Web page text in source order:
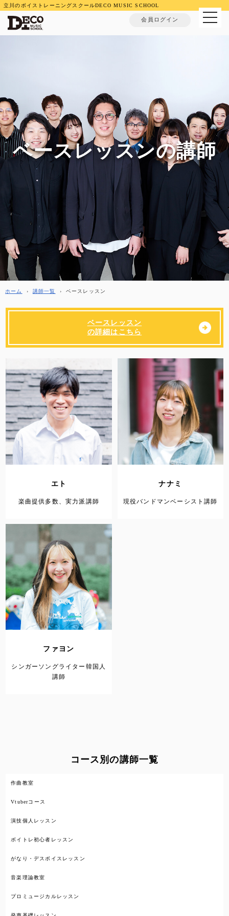
立川のボイストレーニングスクールDECO MUSIC SCHOOL
会員ログイン
MENU
ベースレッスンの講師
ホーム › 講師一覧 › ベースレッスン
ベースレッスン
の詳細はこちら
エト
楽曲提供多数、実力派講師
ナナミ
現役バンドマンベーシスト講師
ファヨン
シンガーソングライター韓国人
講師
コース別の講師一覧
作曲教室
Vtuberコース
演技個人レッスン
ボイトレ初心者レッスン
がなり・デスボイスレッスン
音楽理論教室
プロミュージカルレッスン